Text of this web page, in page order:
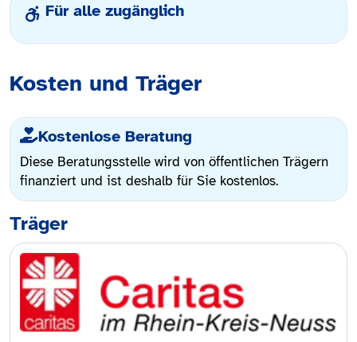
Für alle zugänglich
Kosten und Träger
Kostenlose Beratung
Diese Beratungsstelle wird von öffentlichen Trägern
finanziert und ist deshalb für Sie kostenlos.
Träger